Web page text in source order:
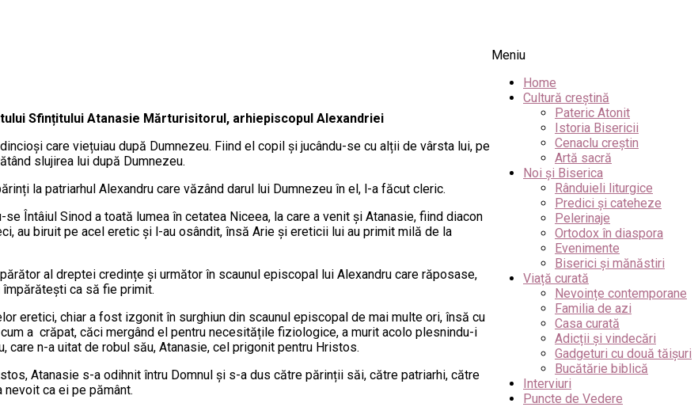
Meniu
Home
Cultură creștină
Pateric Atonit
Istoria Bisericii
Cenaclu creștin
Artă sacră
Noi și Biserica
Rânduieli liturgice
Predici și cateheze
Pelerinaje
Ortodox în diaspora
Evenimente
Biserici și mănăstiri
Viață curată
Nevoințe contemporane
Familia de azi
Casa curată
Adicții și vindecări
Gadgeturi cu două tăișuri
Bucătărie biblică
Interviuri
Puncte de Vedere
Sfințitului Atanasie Mărturisitorul, arhiepiscopul Alexandriei
care viețuiau după Dumnezeu. Fiind el copil și jucându-se cu alții de vârsta lui, pe
slujirea lui după Dumnezeu.
la patriarhul Alexandru care văzând darul lui Dumnezeu în el, l-a făcut cleric.
Întâiul Sinod a toată lumea în cetatea Niceea, la care a venit și Atanasie, fiind diacon
au biruit pe acel eretic și l-au osândit, însă Arie și ereticii lui au primit milă de la
al dreptei credințe și următor în scaunul episcopal lui Alexandru care răposase,
ca să fie primit.
eretici, chiar a fost izgonit în surghiun din scaunul episcopal de mai multe ori, însă cu
a crăpat, căci mergând el pentru necesitățile fiziologice, a murit acolo plesnindu-i
n-a uitat de robul său, Atanasie, cel prigonit pentru Hristos.
Atanasie s-a odihnit întru Domnul și s-a dus către părinții săi, către patriarhi, către
ca ei pe pământ.